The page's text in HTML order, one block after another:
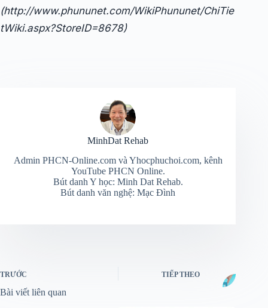
(http://www.phununet.com/WikiPhununet/ChiTie
tWiki.aspx?StoreID=8678)
MinhDat Rehab
Admin PHCN-Online.com và Yhocphuchoi.com, kênh
YouTube PHCN Online.
Bút danh Y học: Minh Dat Rehab.
Bút danh văn nghệ: Mạc Đình
TRƯỚC TIẾP THEO
Bài viết liên quan